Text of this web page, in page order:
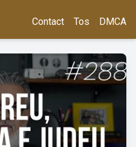
Contact Tos DMCA